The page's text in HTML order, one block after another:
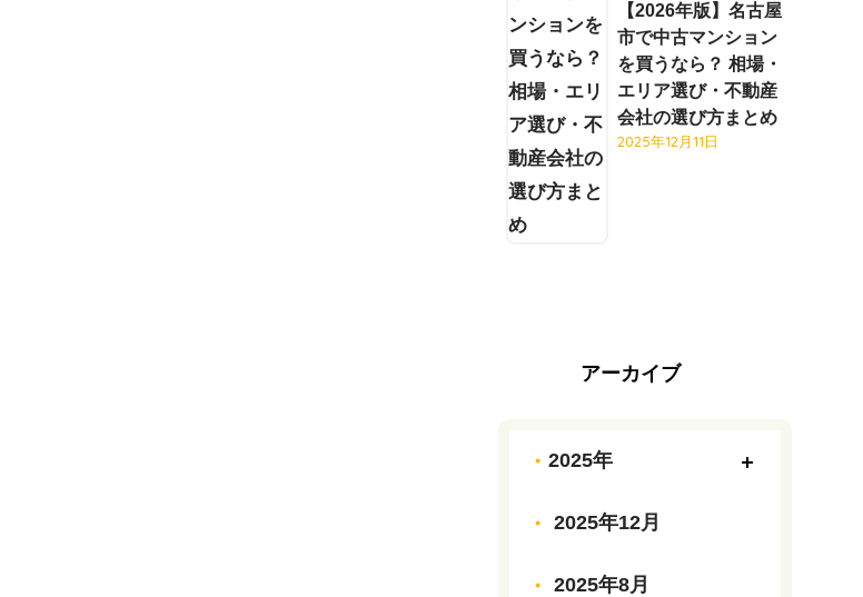
【2026年版】名古屋
市で中古マンション
を買うなら？ 相場・
エリア選び・不動産
会社の選び方まとめ
2025年12月11日
アーカイブ
2025年
2025年12月
2025年8月